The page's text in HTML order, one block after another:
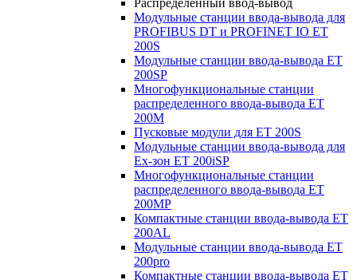
Распределенный ввод-вывод
Модульные станции ввода-вывода для
PROFIBUS DT и PROFINET IO ET
200S
Модульные станции ввода-вывода ET
200SP
Многофункциональные станции
распределенного ввода-вывода ET
200M
Пусковые модули для ET 200S
Модульные станции ввода-вывода для
Ex-зон ET 200iSP
Многофункциональные станции
распределенного ввода-вывода ET
200MP
Компактные станции ввода-вывода ET
200AL
Модульные станции ввода-вывода ET
200pro
Компактные станции ввода-вывода ET